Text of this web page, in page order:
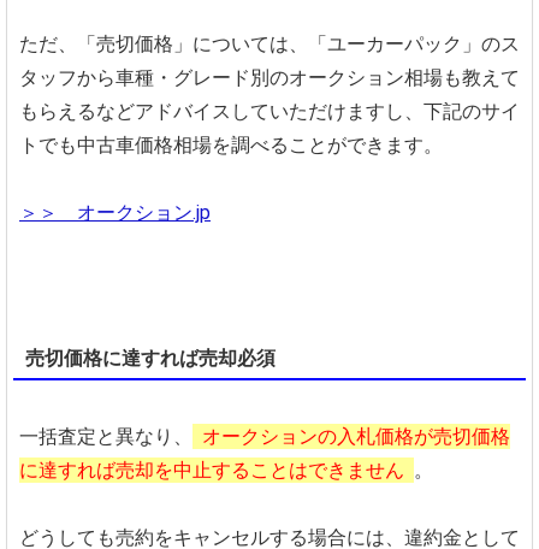
ただ、「売切価格」については、「ユーカーパック」のス
タッフから車種・グレード別のオークション相場も教えて
もらえるなどアドバイスしていただけ ますし、 下記のサイ
トでも中古車価格相場を調べることができます。
＞＞ オークション.jp
売切価格に達すれば売却必須
一括査定と異なり、
オークションの入札価格が売切価格
に達すれば売却を中止することはできません 。
どうしても売約をキャンセルする場合には、違約金として